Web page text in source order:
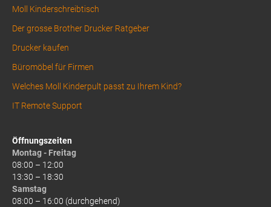
Moll Kinderschreibtisch
Der grosse Brother Drucker Ratgeber
Drucker kaufen
Büromöbel für Firmen
Welches Moll Kinderpult passt zu Ihrem Kind?
IT Remote Support
Öffnungszeiten
Montag - Freitag
08:00 – 12:00
13:30 – 18:30
Samstag
08:00 – 16:00 (durchgehend)